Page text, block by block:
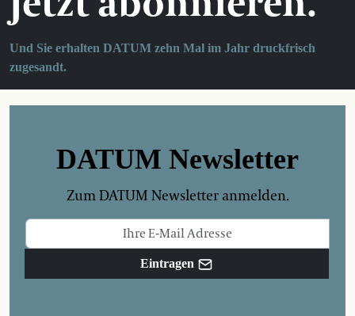
Und Sie erhalten DATUM zehn Mal im Jahr druckfrisch
zugesandt.
DATUM Newsletter
Zum DATUM Newsletter anmelden.
Eintragen